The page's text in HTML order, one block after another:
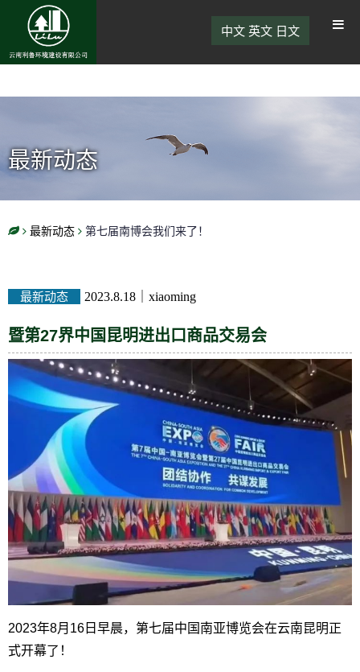
中文 英文 日文
最新动态
最新动态 第七届南博会我们来了！
最新动态 2023.8.18 xiaoming
暨第27界中国昆明进出口商品交易会
2023年8月16日早晨，第七届中国南亚博览会在云南昆明正
式开幕了！